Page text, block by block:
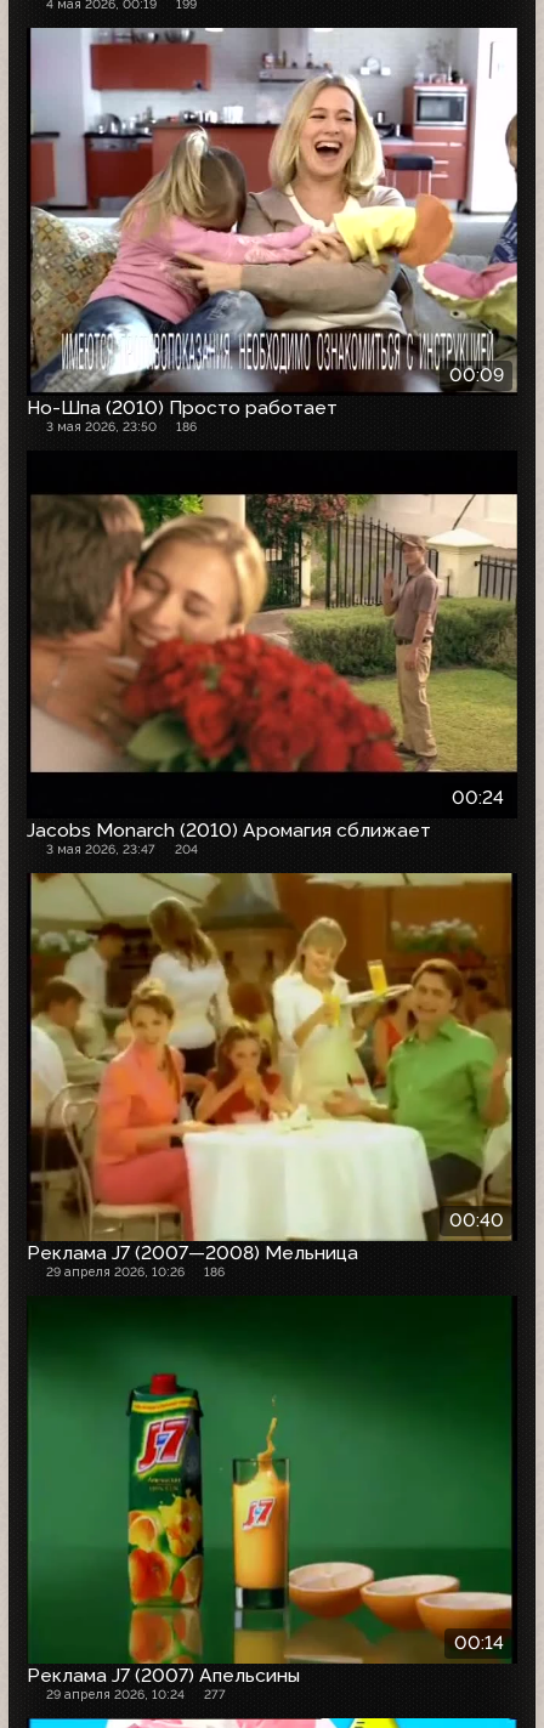
4 мая 2026, 00:19 199
00:09
Но-Шпа (2010) Просто работает
3 мая 2026, 23:50 186
00:24
Jacobs Monarch (2010) Аромагия сближает
3 мая 2026, 23:47 204
00:40
Реклама J7 (2007—2008) Мельница
29 апреля 2026, 10:26 186
00:14
Реклама J7 (2007) Апельсины
29 апреля 2026, 10:24 277